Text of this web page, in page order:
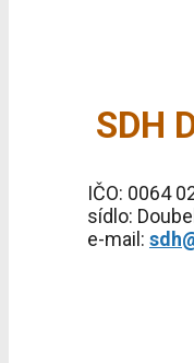
SDH
IČO: 0064
sídlo:
e-mail: